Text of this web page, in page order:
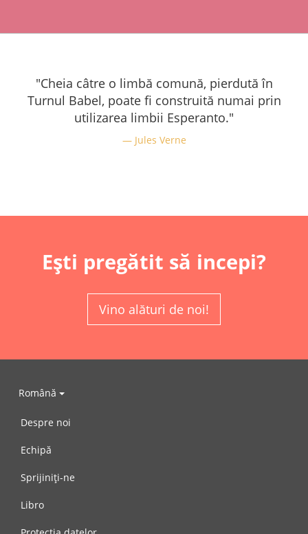
"Cheia câtre o limbă comună, pierdută în
Turnul Babel, poate fi construită numai prin
utilizarea limbii Esperanto."
Jules Verne
Ești pregătit să incepi?
Vino alături de noi!
Română
Despre noi
Echipă
Sprijiniți-ne
Libro